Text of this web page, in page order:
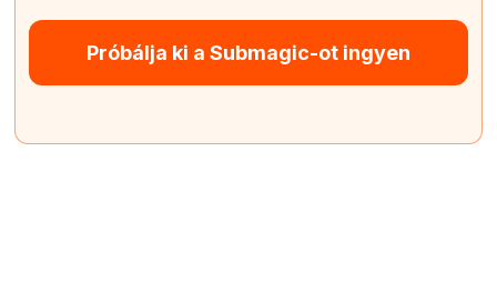
Próbálja ki a Submagic-ot ingyen